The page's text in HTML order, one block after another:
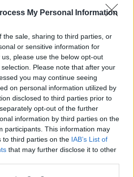
My Personal Information
the sale, sharing to third parties, or
or sensitive information for
please use the below opt-out
Please note that after your
you may continue seeing
on personal information utilized by
disclosed to third parties prior to
opt-out of the further
information by third parties on the
participants. This information may
to third parties on the IAB’s List of
that may further disclose it to other
και να συνεχίσουν στο δρόμο
επετείου των 30 χρόνων της
η McDonald’s
ακόμα φορά με τον Έλληνα
μια επιλογή τριών premium
Burgers.
περιλαμβάνουν τρία
υπόσχονται μια